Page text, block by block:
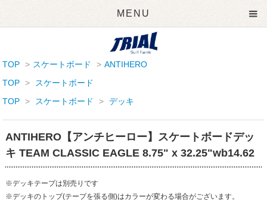
MENU
TOP > スケートボード > ANTIHERO
TOP >
スケートボード
TOP > スケートボード > デッキ
ANTIHERO【アンチヒーロー】スケートボードデッ
キ TEAM CLASSIC EAGLE 8.75" x 32.25"wb14.62
※デッキテープは別売りです
※デッキのトップ(テープを張る側)はカラーが変わる場合がございます。